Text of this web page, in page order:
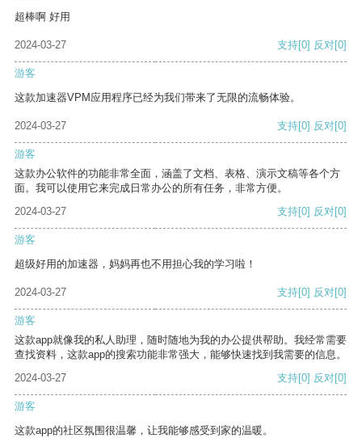
超棒啊 好用
2024-03-27 支持[0] 反对[0]
游客
这款加速器VPM应用程序已经为我们带来了无限的流畅体验。
2024-03-27 支持[0] 反对[0]
游客
这款办公软件的功能非常全面，涵盖了文档、表格、演示文稿等各个方
面。我可以使用它来完成日常办公的所有任务，非常方便。
2024-03-27
支持[0] 反对[0]
游客
超级好用的加速器，妈妈再也不用担心我的学习啦！
2024-03-27 支持[0] 反对[0]
游客
这款app就像我的私人助理，随时随地为我的办公提供帮助。我经常需要
查找资料，这款app的搜索功能非常强大，能够快速找到我需要的信息。
2024-03-27
支持[0] 反对[0]
游客
这款app的社区氛围很温馨，让我能够感受到家的温暖。